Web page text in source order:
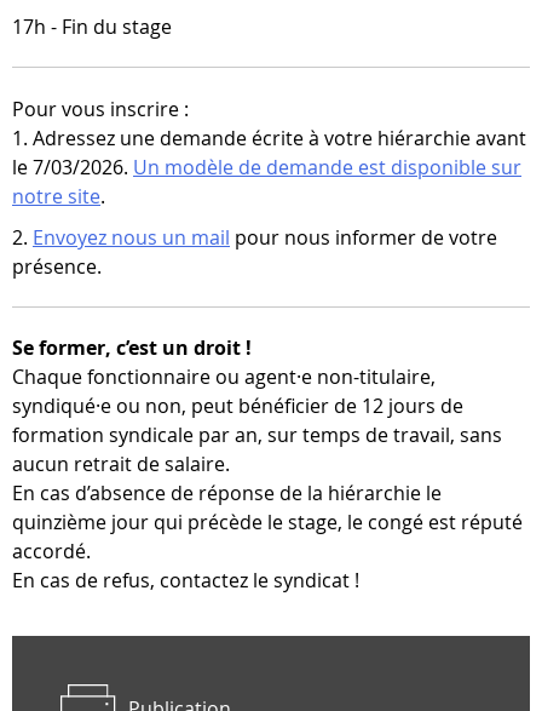
17h - Fin du stage
Pour vous inscrire :
1. Adressez une demande écrite à votre hiérarchie avant
le 7/03/2026. Un modèle de demande est disponible sur
notre site.
2. Envoyez nous un mail pour nous informer de votre
présence.
Se former, c’est un droit !
Chaque fonctionnaire ou agent·e non-titulaire,
syndiqué·e ou non, peut bénéficier de 12 jours de
formation syndicale par an, sur temps de travail, sans
aucun retrait de salaire.
En cas d’absence de réponse de la hiérarchie le
quinzième jour qui précède le stage, le congé est réputé
accordé.
En cas de refus, contactez le syndicat !